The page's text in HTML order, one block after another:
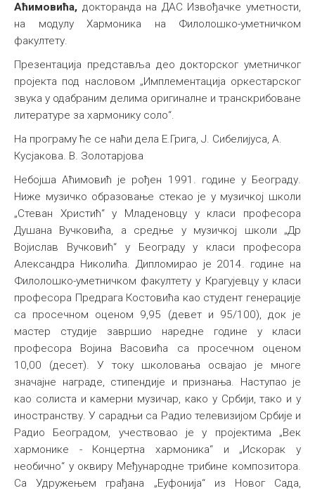
Аћимовића, докторанда на ДАС Извођачке уметности,
на модулу Хармоника на Филолошко-уметничком
факултету.
Презентација представља део докторског уметничког
пројекта под насловом „Имплементација оркестарског
звука у одабраним делима оригиналне и транскрибоване
литературе за хармонику соло“.
На програму ће се наћи дела Е.Грига, Ј. Сибелијуса, А.
Кусјакова. В. Золотарјова
Небојша Аћимовић је рођен 1991. године у Београду.
Ниже музичко образовање стекао је у музичкој школи
„Стеван Христић“ у Младеновцу у класи професора
Душана Вучковића, а средње у музичкој школи „Др
Војислав Вучковић“ у Београду у класи професора
Александра Николића. Дипломирао је 2014. године на
Филолошко-уметничком факултету у Крагујевцу у класи
професора Предрага Костовића као студент генерације
са просечном оценом 9,95 (девет и 95/100), док је
мастер студије завршио наредне године у класи
професора Војина Васовића са просечном оценом
10,00 (десет). У току школовања освајао је многе
значајне награде, стипендије и признања. Наступао је
као солиста и камерни музичар, како у Србији, тако и у
иностранству. У сарадњи са Радио телевизијом Србије и
Радио Београдом, учествовао је у пројектима „Век
хармонике - Концертна хармоника“ и „Искорак у
необично“ у оквиру Међународне трибине композитора.
Са Удружењем грађана „Еуфонија“ из Новог Сада,